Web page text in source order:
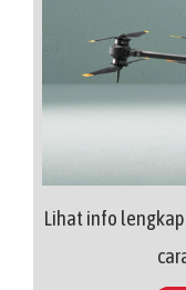
Lihat info lengkap